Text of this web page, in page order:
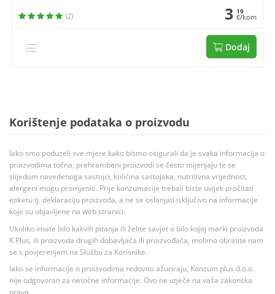
(2) 3 19
€/kom
Dodaj
Korištenje podataka o proizvodu
Iako smo poduzeli sve mjere kako bismo osigurali da je svaka informacija o
proizvodima točna, prehrambeni proizvodi se često mijenjaju te se
slijedom navedenoga sastojci, količina sastojaka, nutritivna vrijednost,
alergeni mogu promjeniti. Prije konzumacije trebali biste uvijek pročitati
etiketu tj. deklaraciju proizvoda, a ne se oslanjati isključivo na informacije
koje su objavljene na web stranici.
Ukoliko imate bilo kakvih pitanja ili želite savjet o bilo kojoj marki proizvoda
K Plus, ili proizvoda drugih dobavljača ili proizvođača, molimo obratite nam
se s povjerenjem na Službu za Korisnike.
Iako se informacije o proizvodima redovito ažuriraju, Konzum plus d.o.o.
nije odgovoran za netočne informacije. Ovo ne utječe na vaša zakonska